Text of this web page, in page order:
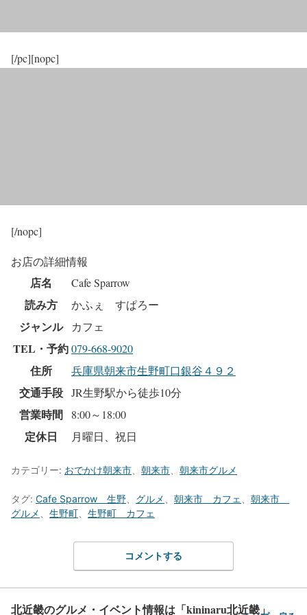
[/pc][nopc]
[/nopc]
お店の詳細情報
店名 Cafe Sparrow
読み方 かふぇ すぱろー
ジャンル カフェ
TEL・予約079-668-9020
住所 兵庫県朝来市生野町口銀谷４９２
交通手段 JR生野駅から徒歩10分
営業時間 8:00～18:00
定休日 月曜日、祝日
カテゴリー: おでかけ朝来市 朝来市 朝来市グルメ
タグ: Cafe Sparrow 生野 グルメ 朝来市 カフェ
朝来市
グルメ
生野町 生野町 カフェ
コメントする
北近畿のグルメ・イベント情報は「kininaru北近畿」